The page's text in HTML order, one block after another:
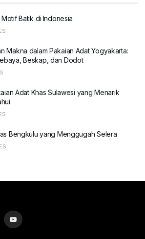
Batik di Indonesia
Makna dalam Pakaian Adat Yogyakarta:
Beskap, dan Dodot
Adat Khas Sulawesi yang Menarik
Bengkulu yang Menggugah Selera